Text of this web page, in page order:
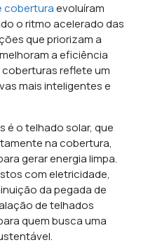
coberturaevoluíram
o ritmo acelerado das
que priorizam a
a eficiência
reflete um
mais inteligentes e
é o telhado solar, que
na cobertura,
gerar energia limpa.
com eletricidade,
da pegada de
de telhados
quem busca uma